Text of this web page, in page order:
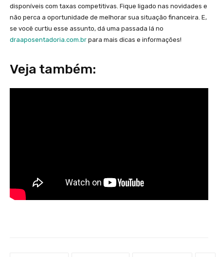
disponíveis com taxas competitivas. Fique ligado nas novidades e
não perca a oportunidade de melhorar sua situação financeira. E,
se você curtiu esse assunto, dá uma passada lá no
draaposentadoria.com.br para mais dicas e informações!
Veja também: